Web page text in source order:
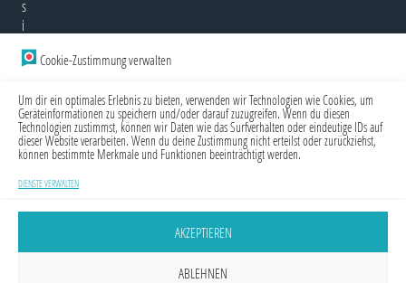
Cookie-Zustimmung verwalten
Um dir ein optimales Erlebnis zu bieten, verwenden wir Technologien wie Cookies, um
Geräteinformationen zu speichern und/oder darauf zuzugreifen. Wenn du diesen
Technologien zustimmst, können wir Daten wie das Surfverhalten oder eindeutige IDs auf
dieser Website verarbeiten. Wenn du deine Zustimmung nicht erteilst oder zurückziehst,
können bestimmte Merkmale und Funktionen beeinträchtigt werden.
DIENSTE VERWALTEN
AKZEPTIEREN
ABLEHNEN
s
i
n
l
l
u
n
d
e
s